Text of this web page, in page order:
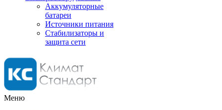
Аккумуляторные
батареи
Источники питания
Стабилизаторы и
защита сети
Меню